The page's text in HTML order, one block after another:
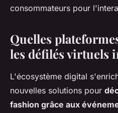
consommateurs pour
Quelles
les défilés virtuels
L'écosystème digital
nouvelles solutions pour
fashion grâce aux